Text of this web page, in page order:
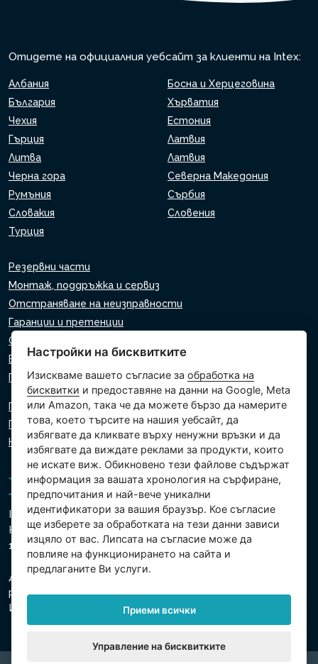
Отидете на официалния уебсайт за клиенти на Intex:
Албания
Босна и Херцеговина
България
Хърватия
Чехия
Естония
Гърция
Латвия
Литва
Латвия
Черна гора
Северна Македония
Румъния
Сърбия
Словакия
Словения
Турция
Резервни части
Монтаж, поддръжка и сервиз
Отстраняване на неизправности
Гаранции и претенции
Списък на търговците на дребно
Виртуален асистент
Пишете ни
Политика за поверителност
Политика за използване на бисквитки
Настройки на бисквитките
Intex Trading, s.r.o.
Hradecká 2526/3
130 00 Прага 3 - Чешка република
Дружеството е регистрирано в Градския съд в Прага,
раздел В, вх. 74759
Ид.№ 26150808, Данъчен Ид.№ CZ26150808
Настройки на бисквитките
Изискваме вашето съгласие заобработка на
бисквитки и предоставяне на данни на Google, Meta
или Amazon, така че да можете бързо да намерите
това, което търсите на нашия уебсайт, да
избягвате да кликвате върху ненужни връзки и да
избягвате да виждате реклами за продукти, които
не искате виж. Обикновено тези файлове съдържат
информация за вашата хронология на сърфиране,
предпочитания и най-вече уникални
идентификатори за вашия браузър. Кое съгласие
ще изберете за обработката на тези данни зависи
изцяло от вас. Липсата на съгласие може да
повлияе на функционирането на сайта и
предлаганите Ви услуги.
Приеми всички
Управление на бисквитките